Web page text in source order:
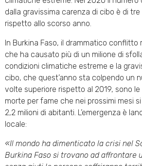
dalla gravissima carenza di cibo è di
rispetto allo scorso anno.
In Burkina Faso, il drammatico conflitto
che ha causato più di un milione di
condizioni climatiche estreme e la
cibo, che quest’anno sta colpendo un
volte superiore rispetto al 2019, sono
morte per fame che nei prossimi mesi
2,2 milioni di abitanti. L’emergenza è
locale:
«Il mondo ha dimenticato la crisi nel
Burkina Faso si trovano ad affrontare